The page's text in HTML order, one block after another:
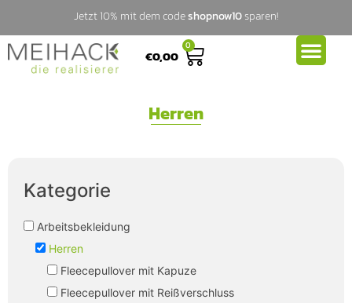
Jetzt 10% mit dem codeshopnow10sparen!
€0,00
0
Herren
Kategorie
Arbeitsbekleidung
Herren
Fleecepullover mit Kapuze
Fleecepullover mit Reißverschluss